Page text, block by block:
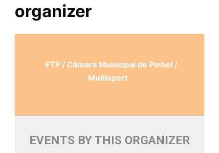
organizer
FTP / Câmara Municipal de Pinhel /
Multisport
EVENTS BY THIS ORGANIZER